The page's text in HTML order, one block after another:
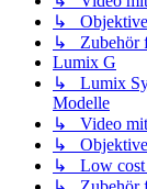
↳ Objektive
↳ Zubehör
Lumix G
↳ Lumix
Modelle
↳ Video mit
↳ Objektive
↳ Low cost